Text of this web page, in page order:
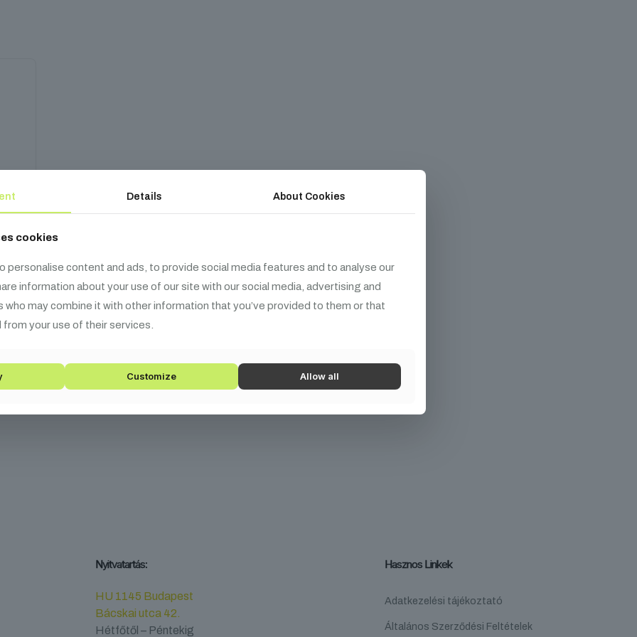
DT
Nyitvatartás:
HU 1145 Budapest
Bácskai utca 42.
Hétfőtől – Péntekig
Hasznos Linkek
Adatkezelési tájékoztató
Általános Szerződési Feltételek
Details About Cookies
cookies
personalise content and ads, to provide social media features and to analyse our
information about your use of our site with our social media, advertising and
who may combine it with other information that you’ve provided to them or that
from your use of their services.
Customize Allow all